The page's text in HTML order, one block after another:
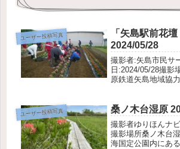
ユーザー投稿写真
「矢島駅前花
2024/05/28
撮影者:矢島市民サ
日:2024/05/28撮影
原鉄道矢島地域協
花壇を彩っていま
島中高生などが参
ユーザー投稿写真 桑ノ木台湿原
撮影者ゆりほんナ
撮影場所桑ノ木台
海国定公園内にあ